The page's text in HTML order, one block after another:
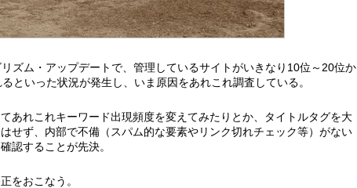
ズム・アップデートで、管理しているサイトがいきなり10位～20位か
といった状況が発生し、いま原因をあれこれ調査している。
あれこれキーワード出現頻度を変えてみたりとか、タイトルタグを大
せず、内部で不備（スパム的な要素やリンク切れチェック等）がない
認することが先決。
をおこなう。